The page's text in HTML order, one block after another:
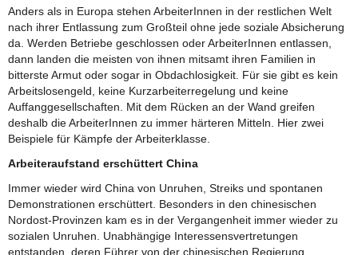
Anders als in Europa stehen ArbeiterInnen in der restlichen Welt
nach ihrer Entlassung zum Großteil ohne jede soziale Absicherung
da. Werden Betriebe geschlossen oder ArbeiterInnen entlassen,
dann landen die meisten von ihnen mitsamt ihren Familien in
bitterste Armut oder sogar in Obdachlosigkeit. Für sie gibt es kein
Arbeitslosengeld, keine Kurzarbeiterregelung und keine
Auffanggesellschaften. Mit dem Rücken an der Wand greifen
deshalb die ArbeiterInnen zu immer härteren Mitteln. Hier zwei
Beispiele für Kämpfe der Arbeiterklasse.
Arbeiteraufstand erschüttert China
Immer wieder wird China von Unruhen, Streiks und spontanen
Demonstrationen erschüttert. Besonders in den chinesischen
Nordost-Provinzen kam es in der Vergangenheit immer wieder zu
sozialen Unruhen. Unabhängige Interessensvertretungen
entstanden, deren Führer von der chinesischen Regierung